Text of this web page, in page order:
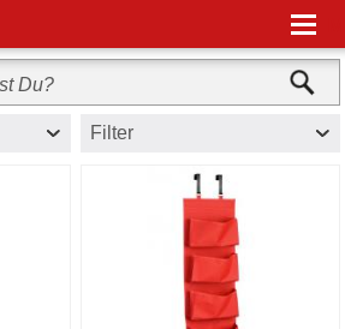
Filter